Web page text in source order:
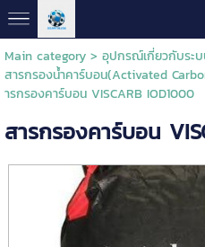
Main category> อุปกรณ์เกี่ยวกับระ
สารกรองน้ำคาร์บอน(Activated
ารกรองคาร์บอน VISCARB IOD1000
สารกรองคาร์บอน